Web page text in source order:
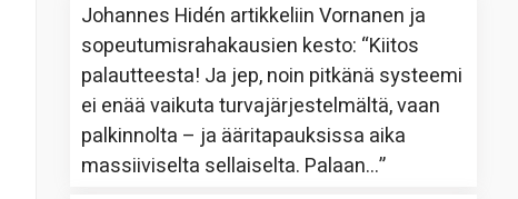
Johannes Hidén artikkeliinVornanen ja
sopeutumisrahakausien kesto: “Kiitos
palautteesta! Ja jep, noin pitkänä systeemi
ei enää vaikuta turvajärjestelmältä, vaan
palkinnolta – ja ääritapauksissa aika
massiiviselta sellaiselta. Palaan…”